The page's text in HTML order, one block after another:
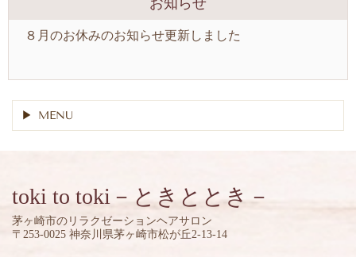
８月のお休みのお知らせ更新しました
MENU
toki to toki －ときととき－
茅ヶ崎市のリラクゼーションヘアサロン
〒253-0025 神奈川県茅ヶ崎市松が丘2-13-14